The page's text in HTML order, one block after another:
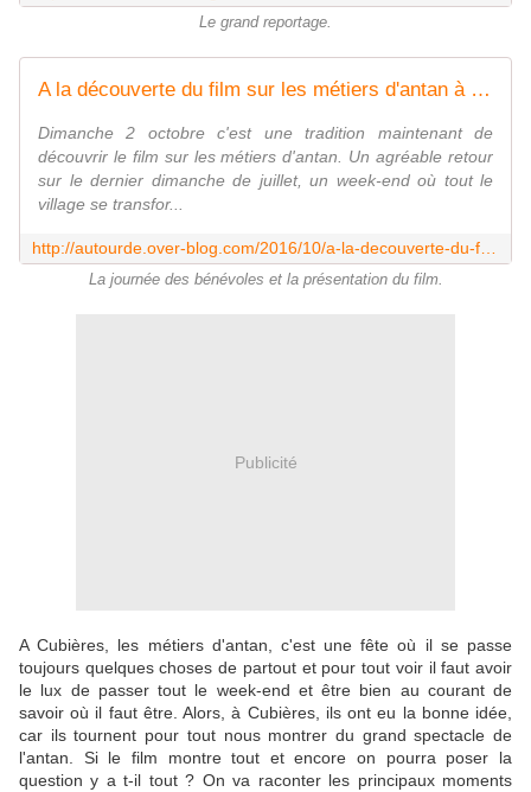
Le grand reportage.
A la découverte du film sur les métiers d'antan à Cubières sur Cinoble 2016 - Autour de
Dimanche 2 octobre c'est une tradition maintenant de
découvrir le film sur les métiers d'antan. Un agréable retour
sur le dernier dimanche de juillet, un week-end où tout le
village se transfor...
La journée des bénévoles et la présentation du film.
Publicité
A Cubières, les métiers d'antan, c'est une fête où il se passe
toujours quelques choses de partout et pour tout voir il faut avoir
le lux de passer tout le week-end et être bien au courant de
savoir où il faut être. Alors, à Cubières, ils ont eu la bonne idée,
car ils tournent pour tout nous montrer du grand spectacle de
l'antan. Si le film montre tout et encore on pourra poser la
question y a t-il tout ? On va raconter les principaux moments